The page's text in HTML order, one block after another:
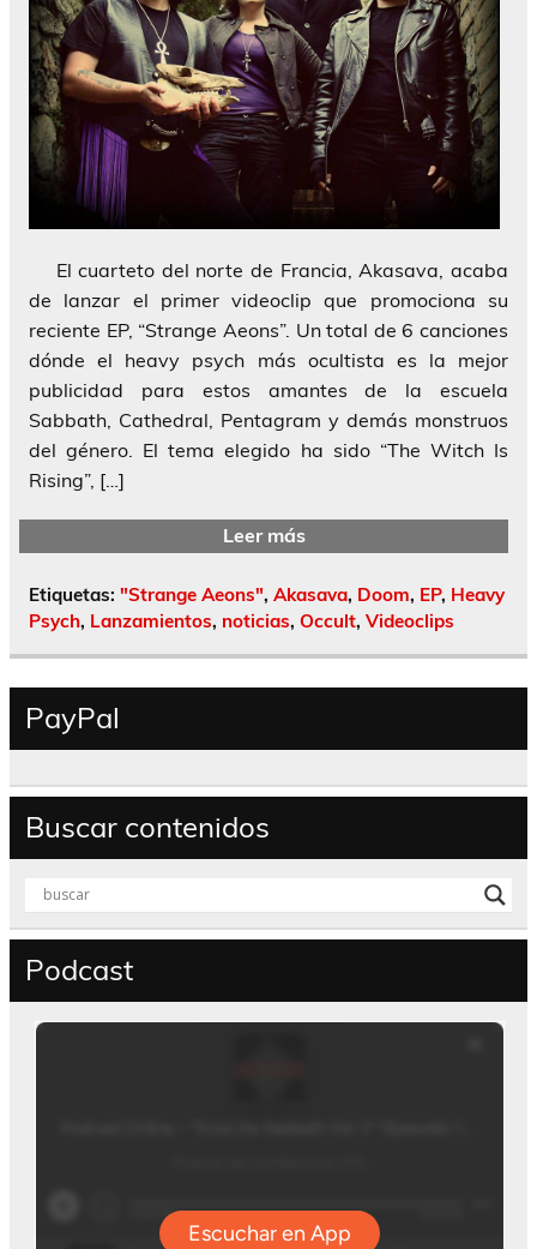
El cuarteto del norte de Francia, Akasava, acaba
de lanzar el primer videoclip que promociona su
reciente EP, “Strange Aeons”. Un total de 6 canciones
dónde el heavy psych más ocultista es la mejor
publicidad para estos amantes de la escuela
Sabbath, Cathedral, Pentagram y demás monstruos
del género. El tema elegido ha sido “The Witch Is
Rising”, […]
Leer más
Etiquetas: "Strange Aeons", Akasava, Doom, EP, Heavy
Psych, Lanzamientos, noticias, Occult, Videoclips
PayPal
Buscar contenidos
Podcast